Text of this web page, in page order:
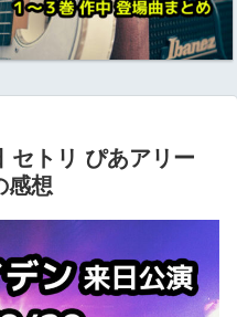
セトリ ぴあアリー
感想